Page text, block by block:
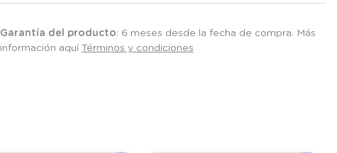
Garantía del producto: 6 meses desde la fecha de compra. Más
información aquí Términos y condiciones